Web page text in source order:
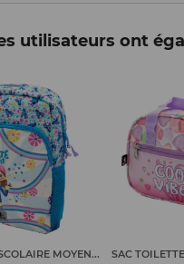
utilisateurs ont
MOYEN... SAC